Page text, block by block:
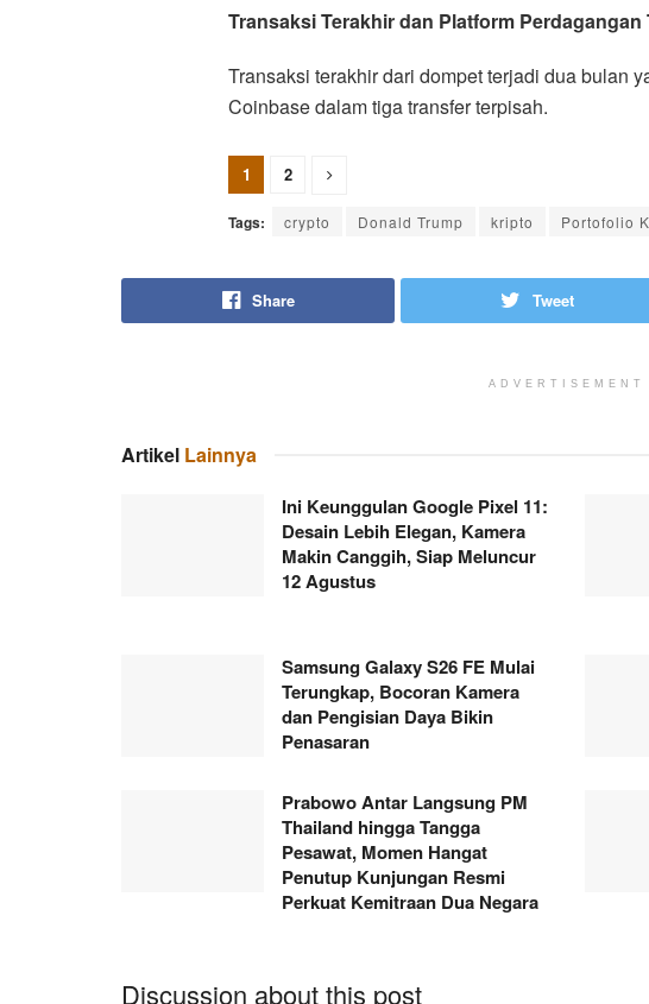
Transaksi Terakhir dan Platform Perdagangan
Transaksi terakhir dari dompet terjadi dua bulan
Coinbase dalam tiga transfer terpisah.
1 2
Tags: crypto Donald Trump kripto Portofolio
Share Tweet
ADVERTISEMENT
Artikel Lainnya
Ini Keunggulan Google Pixel 11:
Desain Lebih Elegan, Kamera
Makin Canggih, Siap Meluncur
12 Agustus
Samsung Galaxy S26 FE Mulai
Terungkap, Bocoran Kamera
dan Pengisian Daya Bikin
Penasaran
Prabowo Antar Langsung PM
Thailand hingga Tangga
Pesawat, Momen Hangat
Penutup Kunjungan Resmi
Perkuat Kemitraan Dua Negara
Discussion about this post